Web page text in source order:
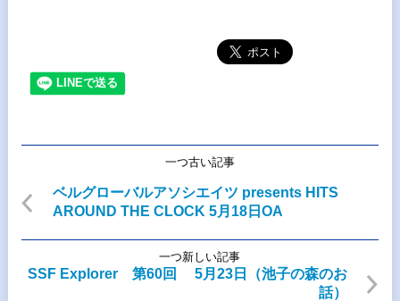
一つ古い記事
ベルグローバルアソシエイツ presents HITS
AROUND THE CLOCK 5月18日OA
一つ新しい記事
SSF Explorer 第60回 5月23日（池子の森のお
話）